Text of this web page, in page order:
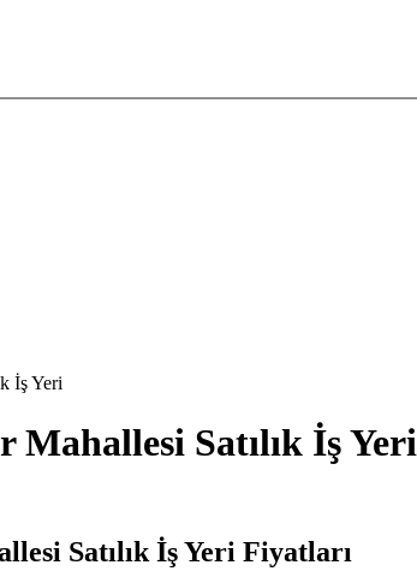
İş Yeri
Mahallesi Satılık İş Yeri
Satılık İş Yeri Fiyatları